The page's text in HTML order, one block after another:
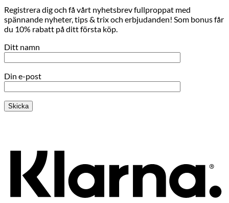
Registrera dig och få vårt nyhetsbrev fullproppat med
spännande nyheter, tips & trix och erbjudanden! Som bonus får
du 10% rabatt på ditt första köp.
Ditt namn
Din e-post